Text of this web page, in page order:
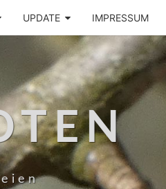
UPDATE IMPRESSUM